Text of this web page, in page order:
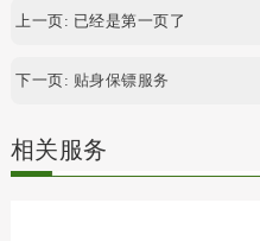
上一页: 已经是第一页了
下一页: 贴身保镖服务
相关服务